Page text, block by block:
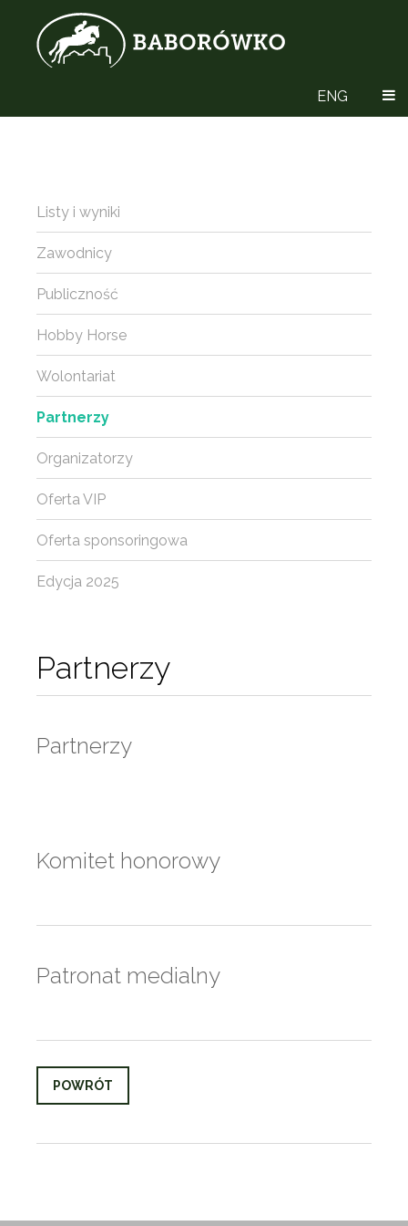
ENG
Partnerzy
Partnerzy
Komitet honorowy
Patronat medialny
POWRÓT
Listy i wyniki
Zawodnicy
Publiczność
Hobby Horse
Wolontariat
Partnerzy
Organizatorzy
Oferta VIP
Oferta sponsoringowa
Edycja 2025